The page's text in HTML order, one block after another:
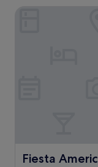
Fiesta
Fiesta